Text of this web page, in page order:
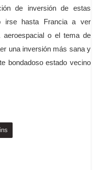
de inversión de estas
irse hasta Francia a ver
aeroespacial o el tema de
una inversión más sana y
bondadoso estado vecino